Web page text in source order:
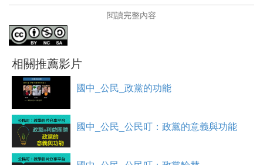
詹青蓉老師，任教於宜蘭礁溪國中，為社會科領域教師
（主科公民）。
【影片簡介】
本影片為國中公民「政黨的意義」的教學影片。
閱讀完整內容
相關推薦影片
國中_公民_政黨的功能
國中_公民_公民叮：政黨的意義與功能